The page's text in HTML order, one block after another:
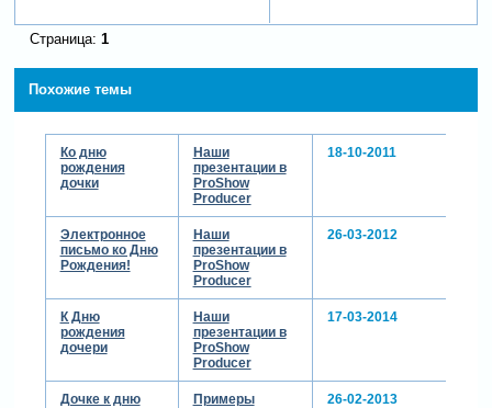
Страница: 1
Похожие темы
Ко дню
рождения
дочки
Наши
презентации в
ProShow
Producer
18-10-2011
Электронное
письмо ко Дню
Рождения!
Наши
презентации в
ProShow
Producer
26-03-2012
К Дню
рождения
дочери
Наши
презентации в
ProShow
Producer
17-03-2014
Дочке к дню
Примеры
26-02-2013